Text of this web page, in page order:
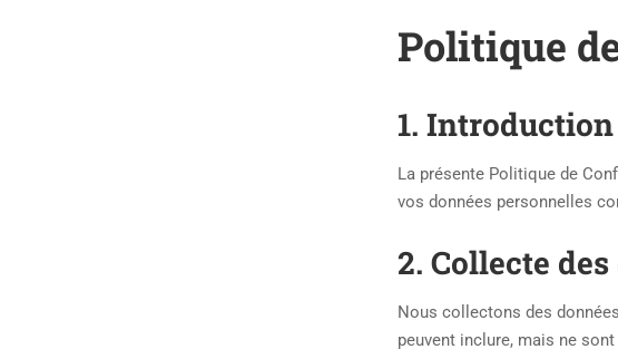
Politique
1. Introduction
La présente Politique de
vos données personnelles
2. Collecte
Nous collectons des
peuvent inclure, mais ne